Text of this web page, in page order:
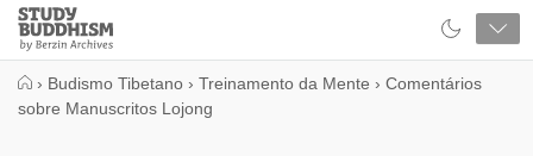
Close
Study
Buddhism
› Budismo Tibetano › Treinamento da Mente › Comentários
sobre Manuscritos Lojong